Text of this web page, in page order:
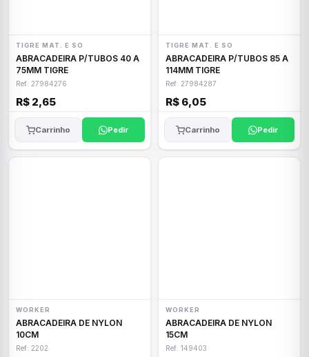
TIGRE MAT. E SO
ABRACADEIRA P/TUBOS 40 A
75MM TIGRE
Ref: 27984276
R$ 2,65
Carrinho Pedir
TIGRE MAT. E SO
ABRACADEIRA P/TUBOS 85 A
114MM TIGRE
Ref: 27984287
R$ 6,05
Carrinho Pedir
WORKER
ABRACADEIRA DE NYLON
10CM
Ref: 2202
WORKER
ABRACADEIRA DE NYLON
15CM
Ref: 149403